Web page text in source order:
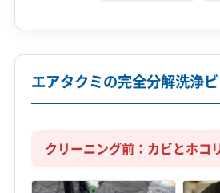
エアタクミの完全分解洗浄
クリーニング前：カビとホコ